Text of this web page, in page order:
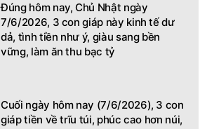
Đúng hôm nay, Chủ Nhật ngày
7/6/2026, 3 con giáp này kinh tế dư
dả, tình tiền như ý, giàu sang bền
vững, làm ăn thu bạc tỷ
Cuối ngày hôm nay (7/6/2026), 3 con
giáp tiền về trĩu túi, phúc cao hơn núi,